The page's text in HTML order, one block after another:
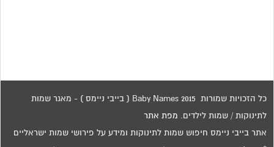
כל הזכויות שמורות 2015 Baby Names ( בייבי ניימס ) - מאגר שמות
לתינוקות / שמות לילדים. מפת אתר
אתר בייבי ניימס חיפוש שמות לתינוקות ומידע על פירושי שמות ישראליים